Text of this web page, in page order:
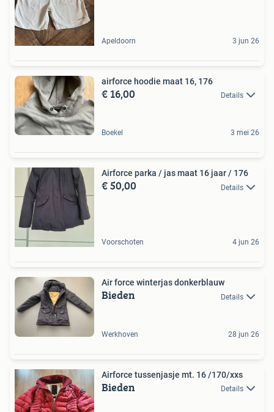
Apeldoorn 3 jun 26
airforce hoodie maat 16, 176
€ 16,00 Details
Boekel 3 mei 26
Airforce parka / jas maat 16 jaar / 176
€ 50,00 Details
Voorschoten 4 jun 26
Air force winterjas donkerblauw
Bieden Details
Werkhoven 28 jun 26
Airforce tussenjasje mt. 16 /170/xxs
Bieden Details